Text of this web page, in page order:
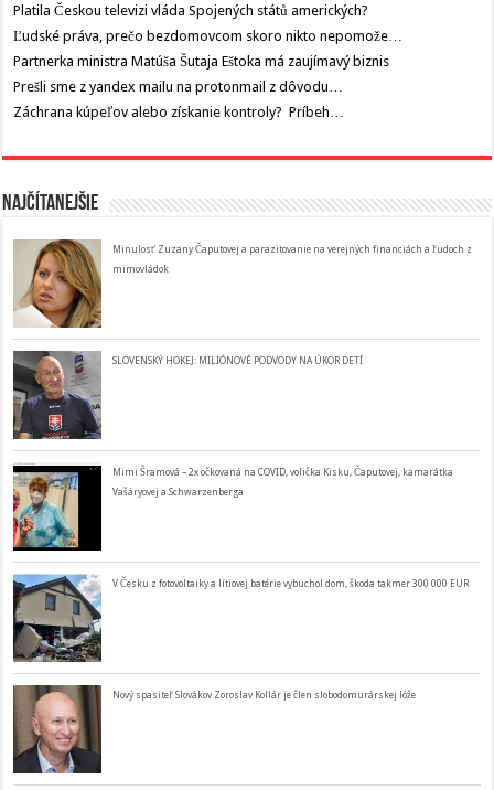
Platila Českou televizi vláda Spojených států amerických?
Ľudské práva, prečo bezdomovcom skoro nikto nepomože…
Partnerka ministra Matúša Šutaja Eštoka má zaujímavý biznis
Prešli sme z yandex mailu na protonmail z dôvodu…
Záchrana kúpeľov alebo získanie kontroly? Príbeh…
Najčítanejšie
Minulosť Zuzany Čaputovej a parazitovanie na verejných financiách a ľudoch z
mimovládok
SLOVENSKÝ HOKEJ: MILIÓNOVÉ PODVODY NA ÚKOR DETÍ
Mimi Šramová – 2x očkovaná na COVID, volička Kisku, Čaputovej, kamarátka
Vašáryovej a Schwarzenberga
V Česku z fotovoltaiky a lítiovej batérie vybuchol dom, škoda takmer 300 000 EUR
Nový spasiteľ Slovákov Zoroslav Kollár je člen slobodomurárskej lóže